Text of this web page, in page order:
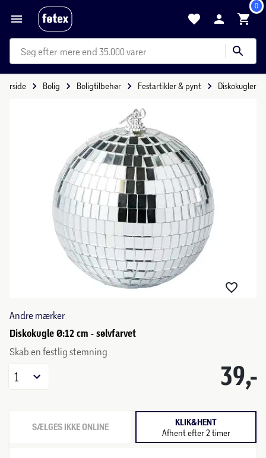
0
mere end 35.000 varer
Forside Bolig Boligtilbehør Festartikler & pynt Diskokugler
Andre mærker
Diskokugle Ø:12 cm - sølvfarvet
Skab en festlig stemning
39,-
1
SÆLGES IKKE ONLINE KLIK&HENT
Afhent efter 2 timer